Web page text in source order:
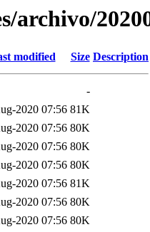
archivo/
modified Size Description
-
2020 07:56 81K
2020 07:56 80K
2020 07:56 80K
2020 07:56 80K
2020 07:56 81K
2020 07:56 80K
2020 07:56 80K